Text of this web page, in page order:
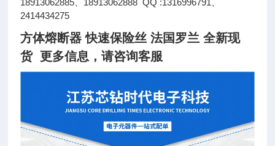
18913062885、18913062888 QQ :1316996791、
2414434275
方体熔断器 快速保险丝 法国罗兰 全新现
货 更多信息，请咨询客服